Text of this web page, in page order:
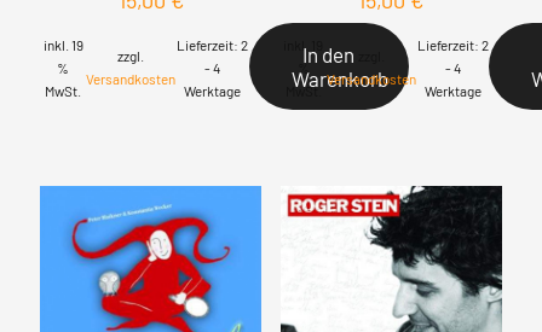
inkl. 19
%
MwSt.
zzgl.
Versandkosten
Lieferzeit: 2
- 4
Werktage
In den
Warenkorb
inkl. 19
%
MwSt.
Versandkosten
Lieferzeit: 2
- 4
Werktage